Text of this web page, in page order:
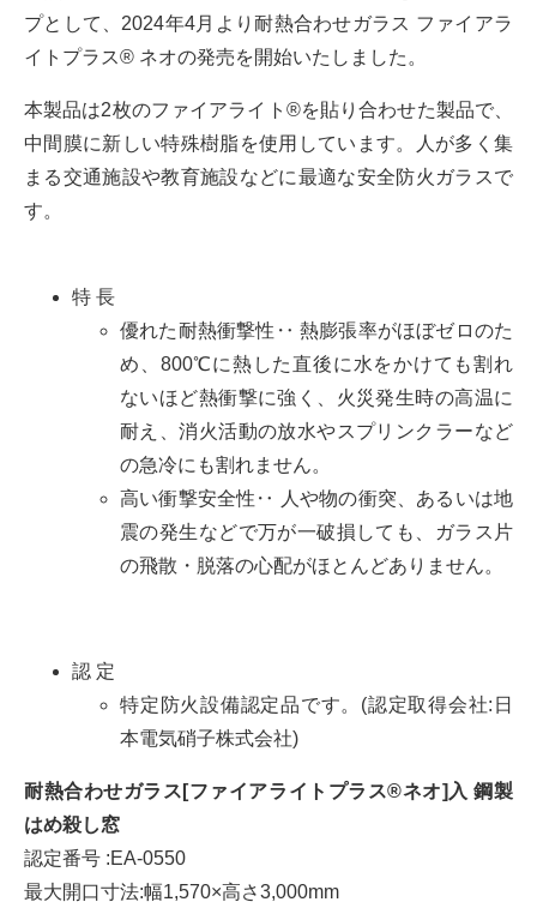
プとして、2024年4月より耐熱合わせガラス ファイアラ
イトプラス® ネオの発売を開始いたしました。
本製品は2枚のファイアライト®を貼り合わせた製品で、
中間膜に新しい特殊樹脂を使用しています。人が多く集
まる交通施設や教育施設などに最適な安全防火ガラスで
す。
特 長
優れた耐熱衝撃性‥ 熱膨張率がほぼゼロのた
め、800℃に熱した直後に水をかけても割れ
ないほど熱衝撃に強く、火災発生時の高温に
耐え、消火活動の放水やスプリンクラーなど
の急冷にも割れません。
高い衝撃安全性‥ 人や物の衝突、あるいは地
震の発生などで万が一破損しても、ガラス片
の飛散・脱落の心配がほとんどありません。
認 定
特定防火設備認定品です。(認定取得会社:日
本電気硝子株式会社)
耐熱合わせガラス[ファイアライトプラス®ネオ]入 鋼製
はめ殺し窓
認定番号 :EA-0550
最大開口寸法:幅1,570×高さ3,000mm